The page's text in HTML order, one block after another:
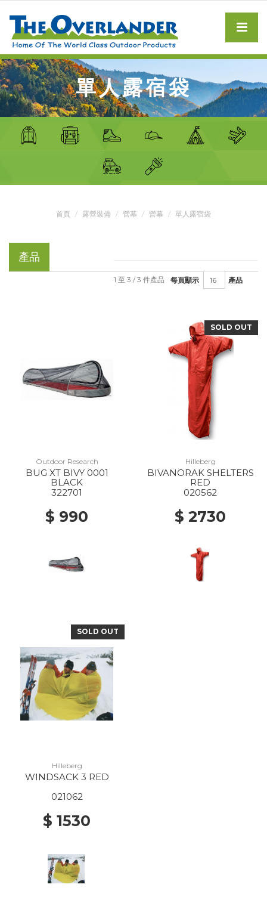
單人露宿袋
首頁 露營裝備 營幕 營幕 單人露宿袋
產品
每頁顯示 產品
1 至 3 / 3 件產品
Outdoor Research
BUG XT BIVY 0001
BLACK
322701
$ 990
SOLD OUT
Hilleberg
BIVANORAK SHELTERS
RED
020562
$ 2730
SOLD OUT
Hilleberg
WINDSACK 3 RED
021062
$ 1530